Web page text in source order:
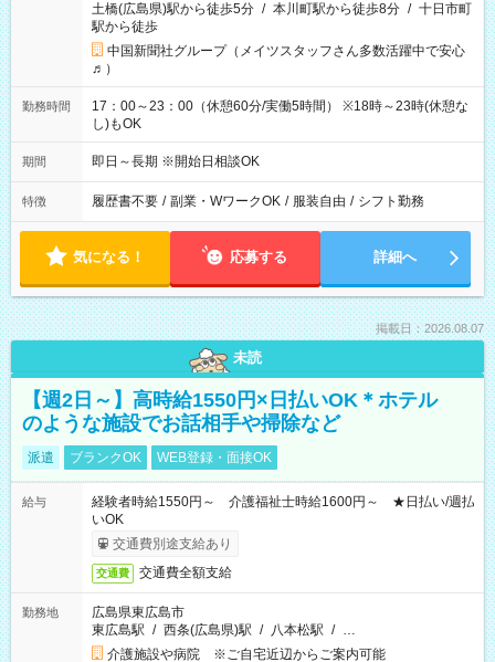
土橋(広島県)駅から徒歩5分 / 本川町駅から徒歩8分 / 十日市町
駅から徒歩
中国新聞社グループ（メイツスタッフさん多数活躍中で安心
♬）
勤務時間
17：00～23：00（休憩60分/実働5時間） ※18時～23時(休憩な
し)もOK
期間 即日～長期 ※開始日相談OK
特徴 履歴書不要 / 副業・WワークOK / 服装自由 / シフト勤務
気になる！ 応募する 詳細へ
掲載日：2026.08.07
未読
【週2日～】高時給1550円×日払いOK＊ホテル
のような施設でお話相手や掃除など
派遣 ブランクOK WEB登録・面接OK
給与
経験者時給1550円～ 介護福祉士時給1600円～ ★日払い/週払
いOK
交通費別途支給あり
交通費 交通費全額支給
勤務地
広島県東広島市
東広島駅 / 西条(広島県)駅 / 八本松駅 / …
介護施設や病院 ※ご自宅近辺からご案内可能